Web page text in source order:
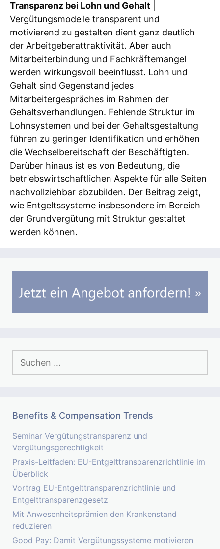
Transparenz bei Lohn und Gehalt
Vergütungsmodelle transparent und
motivierend zu gestalten dient ganz deutlich
der Arbeitgeberattraktivität. Aber auch
Mitarbeiterbindung und Fachkräftemangel
werden wirkungsvoll beeinflusst. Lohn und
Gehalt sind Gegenstand jedes
Mitarbeitergespräches im Rahmen der
Gehaltsverhandlungen. Fehlende Struktur im
Lohnsystemen und bei der Gehaltsgestaltung
führen zu geringer Identifikation und erhöhen
die Wechselbereitschaft der Beschäftigten.
Darüber hinaus ist es von Bedeutung, die
betriebswirtschaftlichen Aspekte für alle Seiten
nachvollziehbar abzubilden. Der Beitrag zeigt,
wie Entgeltssysteme insbesondere im Bereich
der Grundvergütung mit Struktur gestaltet
werden können.
nach:
Benefits & Compensation Trends
Seminar Vergütungstransparenz und
Vergütungsgerechtigkeit
Praxis-Leitfaden: EU-Entgelttransparenzrichtlinie im
Überblick
Vortrag EU-Entgelttransparenzrichtlinie und
Entgelttransparenzgesetz
Mit Anwesenheitsprämien den Krankenstand
reduzieren
Good Pay: Damit Vergütungssysteme motivieren